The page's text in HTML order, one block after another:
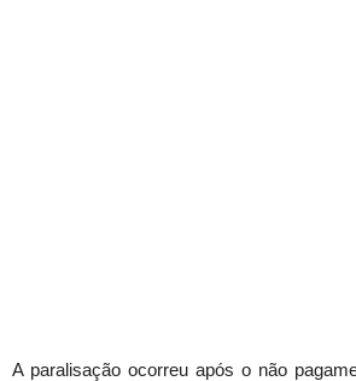
A paralisação ocorreu após o não